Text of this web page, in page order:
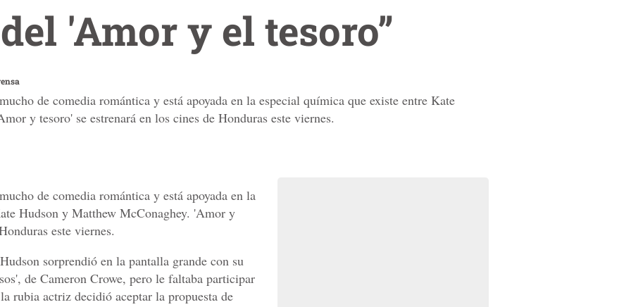
'Amor y el tesoro”
de comedia romántica y está apoyada en la especial química que existe entre Kate
y tesoro' se estrenará en los cines de Honduras este viernes.
de comedia romántica y está apoyada en la
Hudson y Matthew McConaghey. 'Amor y
este viernes.
sorprendió en la pantalla grande con su
de Cameron Crowe, pero le faltaba participar
rubia actriz decidió aceptar la propuesta de